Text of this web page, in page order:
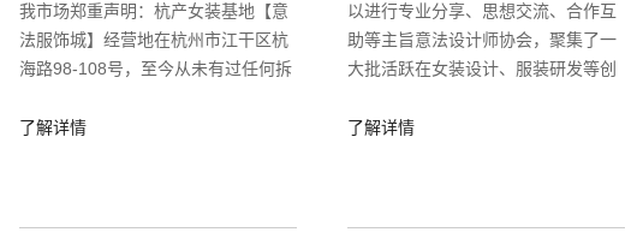
我市场郑重声明：杭产女装基地【意
法服饰城】经营地在杭州市江干区杭
海路98-108号，至今从未有过任何拆
了解详情
号
以进行专业分享、思想交流、合作互
助等主旨意法设计师协会，聚集了一
大批活跃在女装设计、服装研发等创
计相关团体的专业设计师个人。他们
了解详情